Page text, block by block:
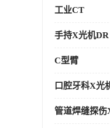
工业CT
手持X光机DR
C型臂
口腔牙科X光
管道焊缝探伤